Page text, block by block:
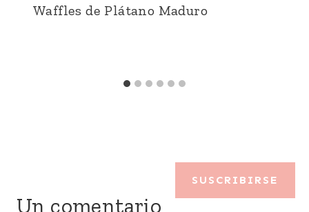
Waffles de Plátano Maduro
Un comentario
SUSCRIBIRSE